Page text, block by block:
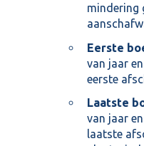
mindering
Eerste
van jaar
eerste
Laatste
van jaar
laatste